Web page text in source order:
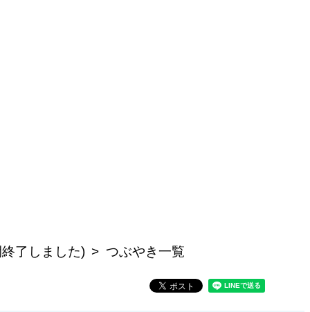
了しました) つぶやき一覧